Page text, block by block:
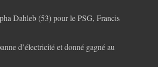
Dahleb (53) pour le PSG, Francis
d’électricité et donné gagné au